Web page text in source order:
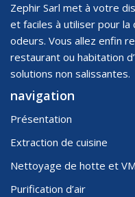
Zephir Sarl met à votre
et faciles à utiliser pour
odeurs. Vous allez enfin
restaurant ou habitation
solutions non salissantes.
navigation
Présentation
Extraction de cuisine
Nettoyage de hotte et
Purification d’air